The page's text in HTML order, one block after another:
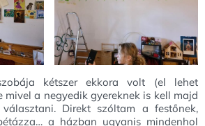
kétszer ekkora volt (el lehet
mivel a negyedik gyereknek is kell majd
Direkt szóltam a festőnek,
a házban ugyanis mindenhol